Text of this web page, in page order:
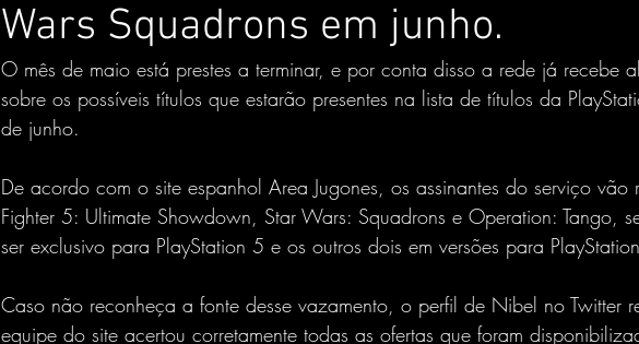
Wars Squadrons em junho.
O mês de maio está prestes a terminar, e por conta disso a rede já recebe
sobre os possíveis títulos que estarão presentes na lista de títulos da
de junho.
De acordo com o site espanhol Area Jugones, os assinantes do serviço vão
Fighter 5: Ultimate Showdown, Star Wars: Squadrons e Operation: Tango,
ser exclusivo para PlayStation 5 e os outros dois em versões para
Caso não reconheça a fonte desse vazamento, o perfil de Nibel no Twitter
equipe do site acertou corretamente todas as ofertas que foram